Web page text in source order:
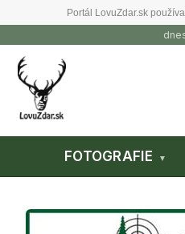
Portál LovuZdar.sk
FOTOGRAFIE